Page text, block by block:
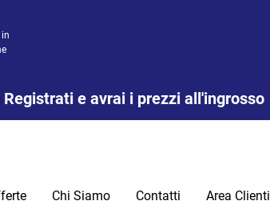
e avrai i prezzi all'ingrosso
Chi Siamo Contatti Area Clienti